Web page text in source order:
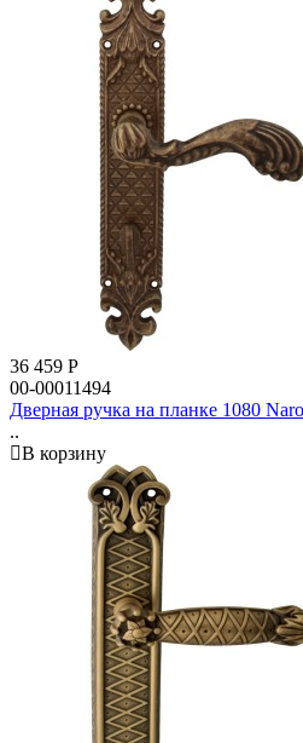
36 459 Р
00-00011494
Дверная ручка на планке 1080
..
В корзину